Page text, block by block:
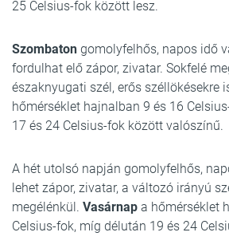
25 Celsius-fok között lesz.
Szombaton gomolyfelhős, napos idő
fordulhat elő zápor, zivatar. Sokfelé
északnyugati szél, erős széllökésekre
hőmérséklet hajnalban 9 és 16
17 és 24 Celsius-fok között valószínű.
A hét utolsó napján gomolyfelhős,
lehet zápor, zivatar, a változó irányú
megélénkül. Vasárnap a hőmérséklet
Celsius-fok, míg délután 19 és 24